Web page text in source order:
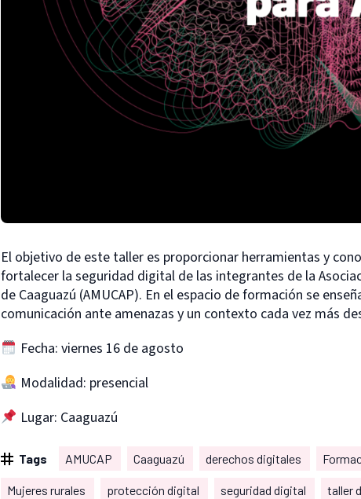
El objetivo de este taller es proporcionar herramientas y
fortalecer la seguridad digital de las integrantes de la
de Caaguazú (AMUCAP). En el espacio de formación se
comunicación ante amenazas y un contexto cada vez más
Fecha: viernes 16 de agosto
Modalidad: presencial
Lugar: Caaguazú
Tags AMUCAP Caaguazú derechos digitales
Mujeres rurales protección digital seguridad digital taller